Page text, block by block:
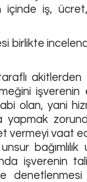
iş, ücret,
birlikte
akitlerden
işverenin
olan, yani
yapmak
vermeyi vaat
bağımlılık
işverenin
denetlenmesi